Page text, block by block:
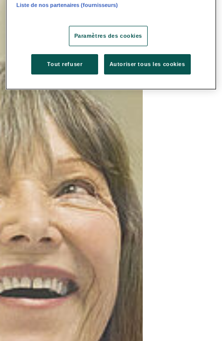
Liste de nos partenaires (fournisseurs)
Paramètres des cookies
Tout refuser Autoriser tous les cookies